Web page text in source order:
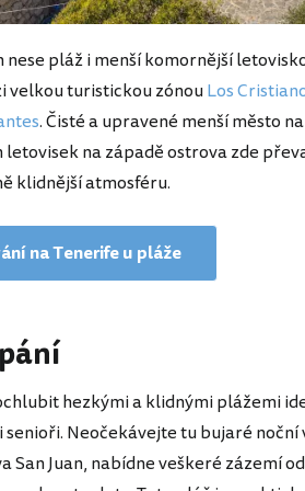
nese pláž i menší komornější
velkou turistickou zónouLos
. Čisté a upravené menší město
na západě ostrova zde
klidnější atmosféru.
na Tenerife u pláže
hezkými a klidnými plážemi
senioři. Neočekávejte tu bujaré
San Juan, nabídne veškeré zázemí